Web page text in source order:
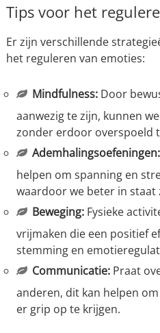
Tips voor het
Er zijn verschillende
het reguleren van emoties:
Mindfulness:Door
aanwezig te zijn, kunnen
zonder erdoor overspoeld
Ademhalingsoefeningen:
helpen om spanning en
waardoor we beter in staat
Beweging:Fysieke
vrijmaken die een positief
stemming en
Communicatie:Praat
anderen, dit kan helpen
er grip op te krijgen.